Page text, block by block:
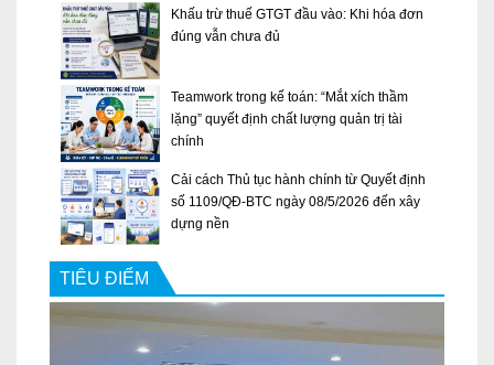
Khấu trừ thuế GTGT đầu vào: Khi hóa đơn
đúng vẫn chưa đủ
Teamwork trong kế toán: “Mắt xích thầm
lặng” quyết định chất lượng quản trị tài
chính
Cải cách Thủ tục hành chính từ Quyết định
số 1109/QĐ-BTC ngày 08/5/2026 đến xây
dựng nền
TIÊU ĐIỂM